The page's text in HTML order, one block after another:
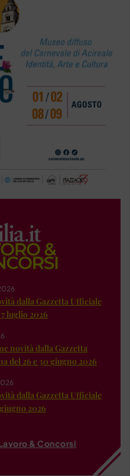
dalla Gazzetta Ufficiale
luglio 2026
novità dalla Gazzetta
del 26 e 30 giugno 2026
dalla Gazzetta Ufficiale
2026
& Concorsi